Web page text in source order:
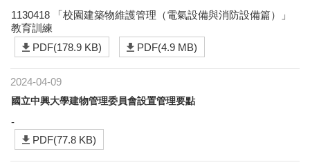
1130418 「校園建築物維護管理（電氣設備與消防設備篇）」
教育訓練
PDF(178.9 KB)
PDF(4.9 MB)
2024-04-09
國立中興大學建物管理委員會設置管理要點
-
PDF(77.8 KB)